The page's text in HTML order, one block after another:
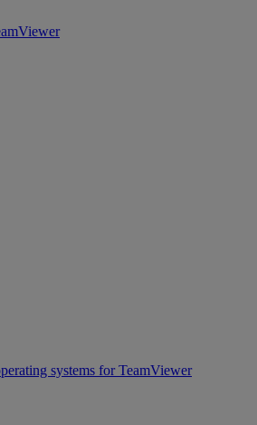
systems for TeamViewer